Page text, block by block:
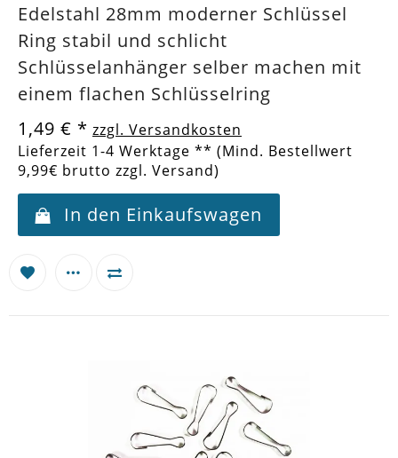
Edelstahl 28mm moderner Schlüssel
Ring stabil und schlicht
Schlüsselanhänger selber machen mit
einem flachen Schlüsselring
1,49 € * zzgl. Versandkosten
Lieferzeit 1-4 Werktage ** (Mind. Bestellwert
9,99€ brutto zzgl. Versand)
In den Einkaufswagen